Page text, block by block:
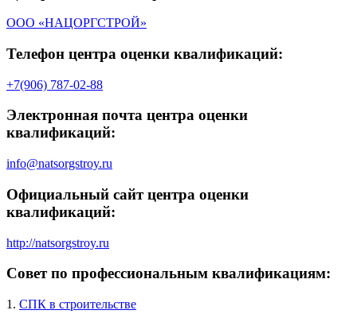
ООО «НАЦОРГСТРОЙ»
Телефон центра оценки квалификаций:
+7(906) 787-02-88
Электронная почта центра оценки
квалификаций:
info@natsorgstroy.ru
Официальный сайт центра оценки
квалификаций:
http://natsorgstroy.ru
Совет по профессиональным квалификациям:
1. СПК в строительстве